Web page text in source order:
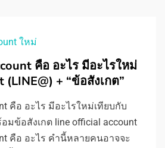
คือ อะไร มีอะไรใหม่
+ “ข้อสังเกต”
คือ อะไร มีอะไรใหม่เทียบกับ
อมข้อสังเกต line official account
คือ อะไร คำนี้หลายคนอาจจะ